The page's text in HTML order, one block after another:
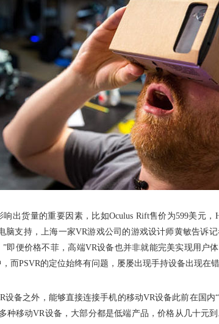
货量的重要因素，比如Oculus Rift售价为599美元，
脑支持，上海一家VR游戏公司的游戏设计师黄敏告诉
”即便价格不菲，高端VR设备也并非就能完美实现用户
而PSVR的定位始终有问题，屡屡出现手持设备出现在
备之外，能够直接连接手机的移动VR设备此前在国内
种移动VR设备，大部分都是低端产品，价格从几十元